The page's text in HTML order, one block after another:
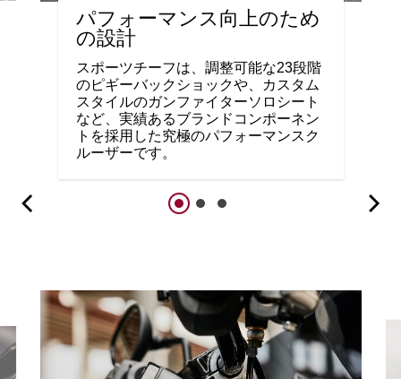
パフォーマンス向上のため
の設計
スポーツチーフは、調整可能な23段階
のピギーバックショックや、カスタム
スタイルのガンファイターソロシート
など、実績あるブランドコンポーネン
トを採用した究極のパフォーマンスク
ルーザーです。